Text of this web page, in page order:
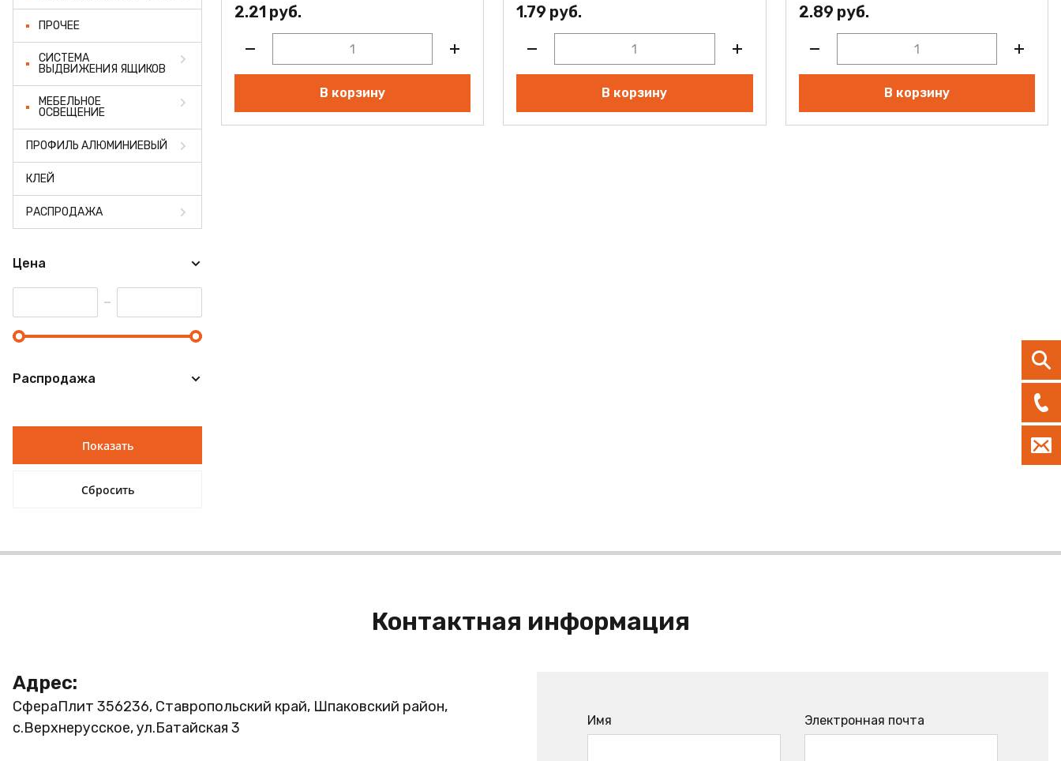
ПРОЧЕЕ
СИСТЕМА
ВЫДВИЖЕНИЯ ЯЩИКОВ
МЕБЕЛЬНОЕ
ОСВЕЩЕНИЕ
ПРОФИЛЬ АЛЮМИНИЕВЫЙ
КЛЕЙ
РАСПРОДАЖА
Цена
Распродажа
2.21 руб.
В корзину
1.79 руб.
В корзину
2.89 руб.
В корзину
Контактная информация
Адрес:
СфераПлит 356236, Ставропольский край, Шпаковский район,
с.Верхнерусское, ул.Батайская 3
Имя Электронная почта